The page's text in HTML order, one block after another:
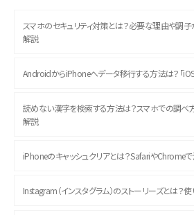
スマホのセキュリティ対策とは？必要な理由や調
解説
AndroidからiPhoneへデータ移行する方法は？「
読めない漢字を検索する方法は？スマホでの調べ
解説
iPhoneのキャッシュクリアとは？SafariやChrome
Instagram（インスタグラム）のストーリーズとは？